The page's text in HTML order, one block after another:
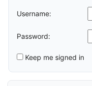
Username:
Password:
Keep me signed in